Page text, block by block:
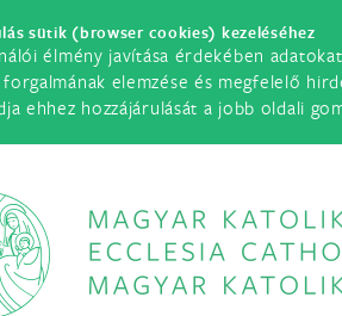
sütik (browser cookies) kezeléséhez
élmény javítása érdekében
elemzése és megfelelő
ehhez hozzájárulását a jobb oldali